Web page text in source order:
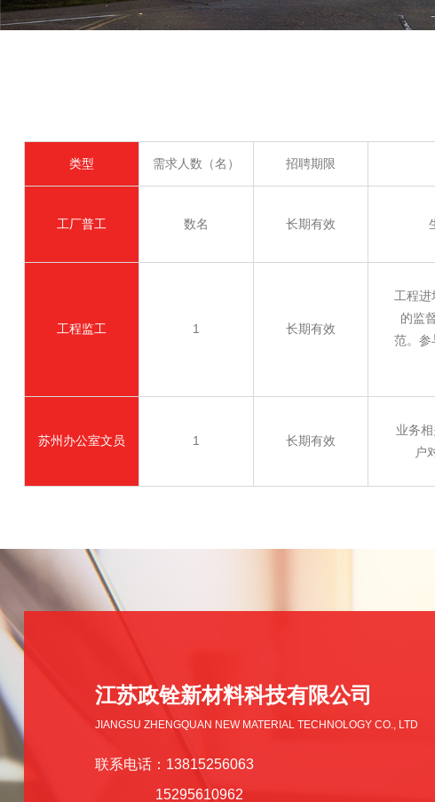
类型 需求人数（名） 招聘期限
工厂普工 数名 长期有效
工程监工 1 长期有效
工程
的监
范。参
苏州办公室文员 1 长期有效
业务
户
江苏政铨新材料科技有限公司
JIANGSU ZHENGQUAN NEW MATERIAL TECHNOLOGY CO., LTD
联系电话：13815256063
15295610962